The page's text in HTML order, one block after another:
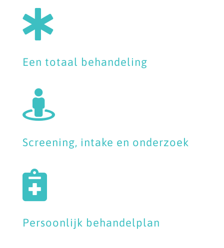

Een totaal behandeling

Screening, intake en onderzoek

Persoonlijk behandelplan